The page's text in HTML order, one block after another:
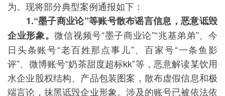
为。现将部分典型案例通报如下：
1.“墨子商业论”等账号散布谣言信息，恶意诋毁
企业形象。微信视频号“墨子商业论”“兆基弟弟”、今
日头条账号“老百姓那点事儿”、百家号“一条鱼影
评”、微博账号“奶茶甜度超标kk”等，恶意解读某饮用
水企业股权结构、产品包装图案，散布虚假信息和极
端言论，抹黑诋毁企业形象。涉及的账号已被依法依